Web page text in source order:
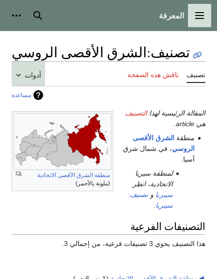
القائمة الرئيسية
المعرفة بحث
تصنيف:الشرق الأقصى الروسي
تصنيف ناقش هذه الصفحة أدوات
مساعدة
منطقة الشرق الأقصى الاتحادية
(ملونة بالأحمر)
المقالة الرئيسية لهذاالتصنيف
هي article.
منطقة الشرق الأقصى
الروسي، في شمال شرق
آسيا.
لمنطقة سيريا
الاتحادية، انظر
سيبريا وتصنيف:
سيبريا
التصنيفات الفرعية
هذا التصنيف يحوي 3 تصنيفات فرعية، من إجمالي 3.